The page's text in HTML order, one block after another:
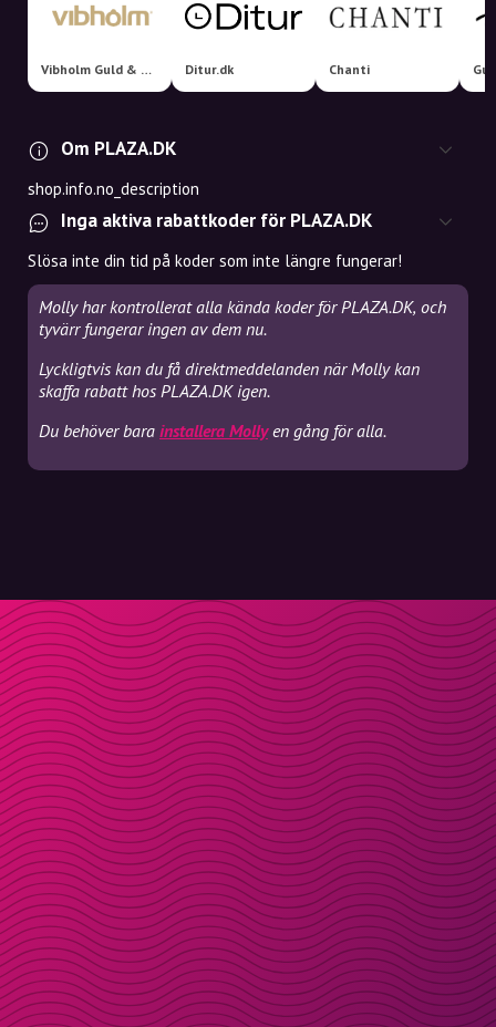
Vibholm Guld & Sølv Ditur.dk Chanti
Om PLAZA.DK
shop.info.no_description
Inga aktiva rabattkoder för PLAZA.DK
Slösa inte din tid på koder som inte längre fungerar!
Molly har kontrollerat alla kända koder för PLAZA.DK, och
tyvärr fungerar ingen av dem nu.
Lyckligtvis kan du få direktmeddelanden när Molly kan
skaffa rabatt hos PLAZA.DK igen.
Du behöver bara installera Mollyen gång för alla.